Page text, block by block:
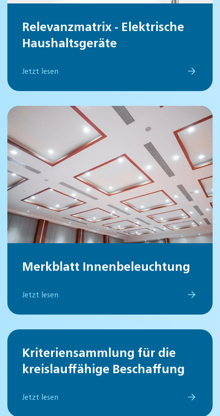
Relevanzmatrix - Elektrische
Haushaltsgeräte
Jetzt lesen
Merkblatt Innenbeleuchtung
Jetzt lesen
Kriteriensammlung für die
kreislauffähige Beschaffung
Jetzt lesen